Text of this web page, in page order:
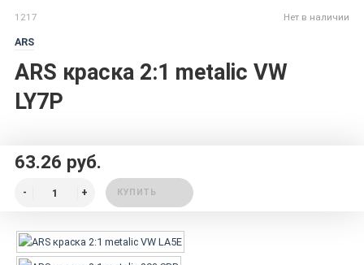
1217
ARS
ARS краска 2:1 metalic VW
LY7P
Нет в наличии
63.26 руб.
КУПИТЬ